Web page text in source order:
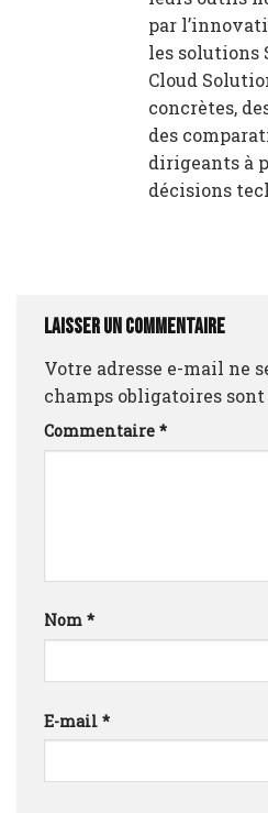
par
les solutions
Cloud
concrètes,
des
dirigeants à
décisions
Laisser un commentaire
Votre adresse e-mail ne
champs obligatoires
Commentaire *
Nom *
E-mail *